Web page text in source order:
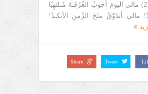
أبعـدْ!! (2) مالي اليومَ أجوبُ الغُرْفَـةَ مُـلتهِبًا
مالي أتذَوَّقُ ملحَ الزَّمنِ الأنكـدْ!
Tweet
Share